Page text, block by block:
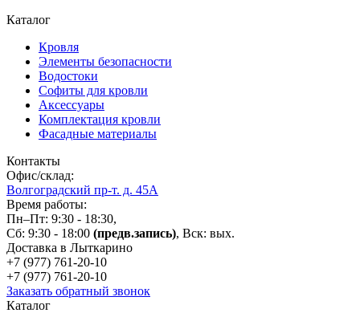
Каталог
Кровля
Элементы безопасности
Водостоки
Софиты для кровли
Аксессуары
Комплектация кровли
Фасадные материалы
Контакты
Офис/склад:
Волгоградский пр-т. д. 45А
Время работы:
Пн–Пт: 9:30 - 18:30,
Сб: 9:30 - 18:00 (предв.запись), Вск: вых.
Доставка в Лыткарино
+7 (977) 761-20-10
+7 (977) 761-20-10
Заказать обратный звонок
Каталог